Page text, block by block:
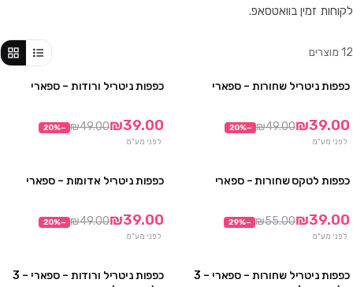
לקוחות זמין בוואטסאפ.
12 מוצרים
כפפות ניטריל שחורות – ספארי
₪39.00
₪49.00
−
20%
לפני מע"מ
כפפות ניטריל ורודות – ספארי
₪39.00
₪49.00
−
20%
לפני מע"מ
כפפות לטקס שחורות – ספארי
₪39.00
₪55.00
−
29%
לפני מע"מ
כפפות ניטריל אדומות – ספארי
₪39.00
₪49.00
−
20%
לפני מע"מ
כפפות ניטריל שחורות – ספארי – 3
כפפות ניטריל ורודות – ספארי – 3